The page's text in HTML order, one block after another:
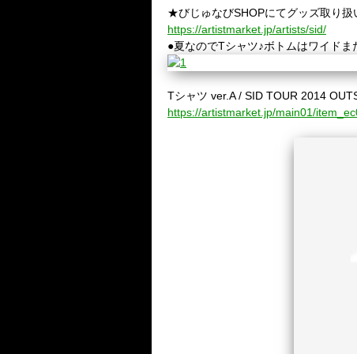
★びじゅなびSHOPにてグッズ取り
https://artistmarket.jp/artists/sid/
●夏なのでTシャツ♪ボトムはワイド
Tシャツ ver.A / SID TOUR 2014
https://artistmarket.jp/main01/